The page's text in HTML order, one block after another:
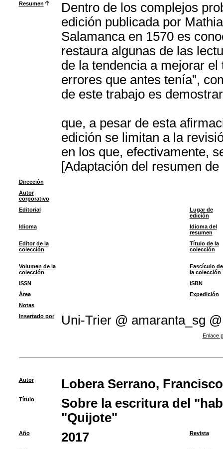
Resumen
Dentro de los complejos
edición publicada por
Salamanca en 1570 es
restaura algunas de las
de la tendencia a mejorar
errores que antes tenía”,
de este trabajo es
que, a pesar de esta
edición se limitan a la
en los que, efectivamente,
[Adaptación del resumen de
Dirección
Autor
corporativo
Editorial
Lugar de
edición
Idioma
Idioma del
resumen
Editor de la
colección
Título de la
colección
Volumen de la
colección
Fascículo de
la colección
ISSN
ISBN
Área
Expedición
Notas
Insertado por
Uni-Trier @ amaranta_sg @
Enlace
Autor Lobera Serrano, Francisco
Título
Sobre la escritura del
"Quijote"
Año 2017 Revista